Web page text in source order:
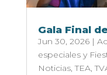
Gala Final
Jun 30, 2026|
especiales y
Noticias,TEA,